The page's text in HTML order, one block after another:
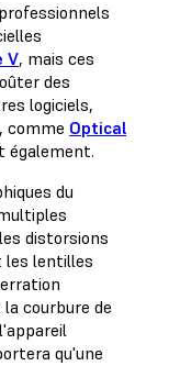
V, mais ces
des
logiciels,
comme Optical
également.
du
distorsions
les lentilles
courbure de
qu'une